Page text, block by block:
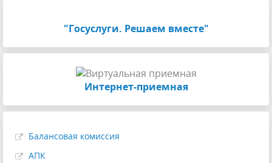
"Госуслуги. Решаем вместе"
Интернет-приемная
Балансовая комиссия
АПК